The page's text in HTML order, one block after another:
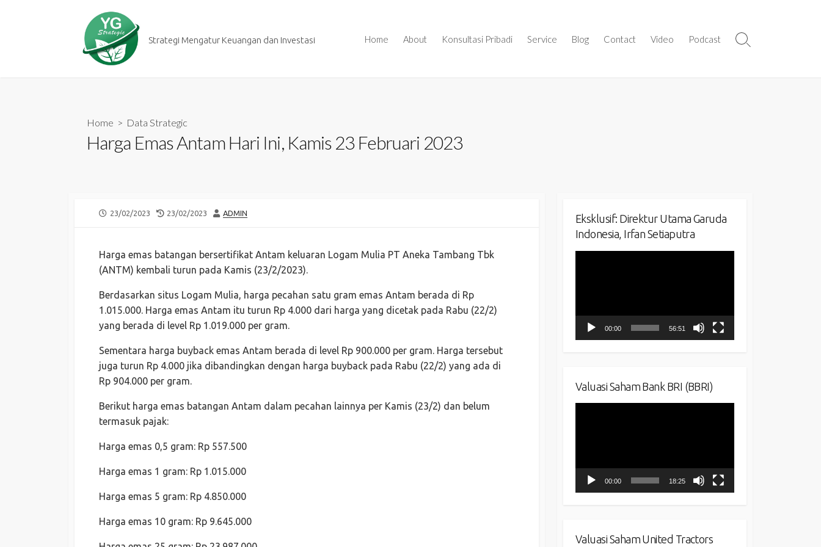
Strategi Mengatur Keuangan dan Investasi Home About Konsultasi Pribadi Service Blog Contact Video Podcast
Search
Home > Data Strategic
Harga Emas Antam Hari Ini, Kamis 23 Februari 2023
PUBLISHED
23/02/2023
LAST
23/02/2023 AUTHOR
ADMIN
Harga emas batangan bersertifikat Antam keluaran Logam Mulia PT Aneka Tambang Tbk
(ANTM) kembali turun pada Kamis (23/2/2023).
Berdasarkan situs Logam Mulia, harga pecahan satu gram emas Antam berada di Rp
1.015.000. Harga emas Antam itu turun Rp 4.000 dari harga yang dicetak pada Rabu (22/2)
yang berada di level Rp 1.019.000 per gram.
Sementara harga buyback emas Antam berada di level Rp 900.000 per gram. Harga tersebut
juga turun Rp 4.000 jika dibandingkan dengan harga buyback pada Rabu (22/2) yang ada di
Rp 904.000 per gram.
Berikut harga emas batangan Antam dalam pecahan lainnya per Kamis (23/2) dan belum
termasuk pajak:
Harga emas 0,5 gram: Rp 557.500
Harga emas 1 gram: Rp 1.015.000
Harga emas 5 gram: Rp 4.850.000
Harga emas 10 gram: Rp 9.645.000
Eksklusif: Direktur Utama Garuda
Indonesia, Irfan Setiaputra
00:00 56:51
Valuasi Saham Bank BRI (BBRI)
00:00 18:25
Valuasi Saham United Tractors